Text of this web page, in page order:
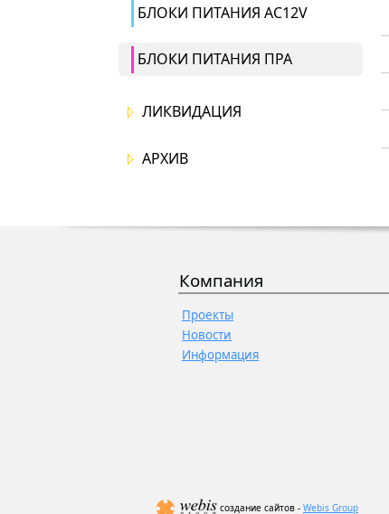
БЛОКИ ПИТАНИЯ AC12V
БЛОКИ ПИТАНИЯ ПРА
ЛИКВИДАЦИЯ
АРХИВ
Компания
Проекты
Новости
Информация
создание сайтов - Webis Group